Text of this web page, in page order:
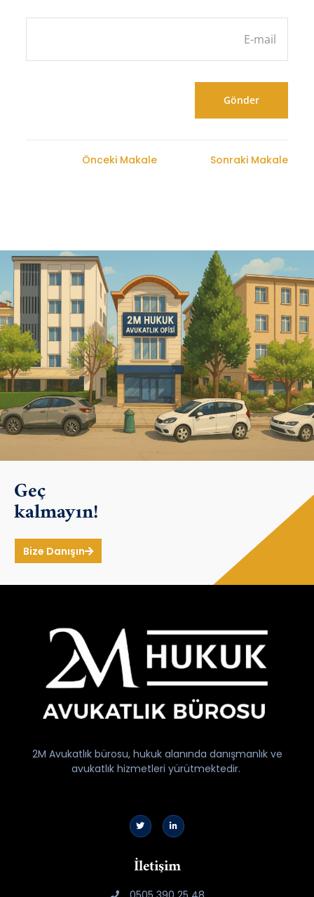
Önceki Makale Sonraki Makale
Geç
kalmayın!
Bize Danışın
2M Avukatlık bürosu, hukuk alanında danışmanlık ve
avukatlık hizmetleri yürütmektedir.
İletişim